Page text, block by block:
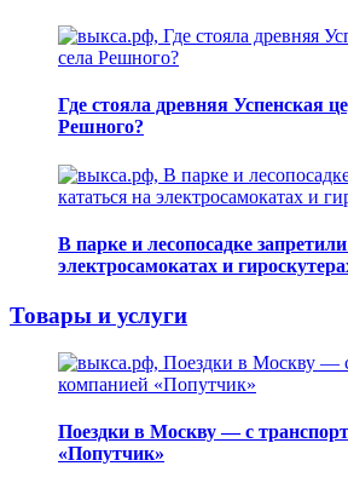
Где стояла древняя Успенская
Решного?
В парке и лесопосадке
электросамокатах и
Товары и услуги
Поездки в Москву — с
«Попутчик»